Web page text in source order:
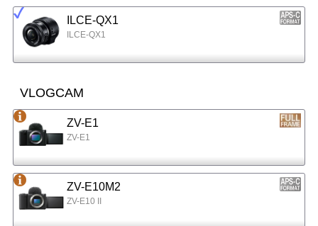
ILCE-QX1
ILCE-QX1
VLOGCAM
ZV-E1
ZV-E1
ZV-E10M2
ZV-E10 II